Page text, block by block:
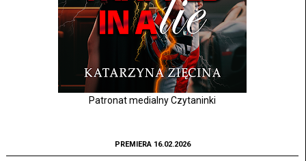
Patronat medialny Czytaninki
PREMIERA 16.02.2026